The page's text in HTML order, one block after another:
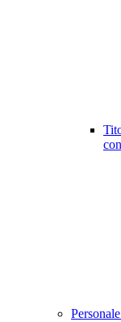
Personale